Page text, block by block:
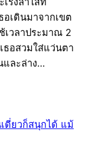
เดินมาจากเขต
เวลาประมาณ 2
ธอสวมใส่แว่นตา
ละล่าง…